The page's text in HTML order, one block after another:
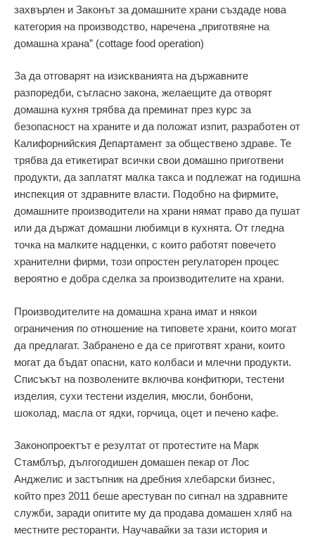
захвърлен и Законът за домашните храни създаде нова
категория на производство, наречена „приготвяне на
домашна храна” (cottage food operation)
За да отговарят на изискванията на държавните
разпоредби, съгласно закона, желаещите да отворят
домашна кухня трябва да преминат през курс за
безопасност на храните и да положат изпит, разработен от
Калифорнийския Департамент за обществено здраве. Те
трябва да етикетират всички свои домашно приготвени
продукти, да заплатят малка такса и подлежат на годишна
инспекция от здравните власти. Подобно на фирмите,
домашните производители на храни нямат право да пушат
или да държат домашни любимци в кухнята. От гледна
точка на малките надценки, с които работят повечето
хранителни фирми, този опростен регулаторен процес
вероятно е добра сделка за производителите на храни.
Производителите на домашна храна имат и някои
ограничения по отношение на типовете храни, които могат
да предлагат. Забранено е да се приготвят храни, които
могат да бъдат опасни, като колбаси и млечни продукти.
Списъкът на позволените включва конфитюри, тестени
изделия, сухи тестени изделия, мюсли, бонбони,
шоколад, масла от ядки, горчица, оцет и печено кафе.
Законопроектът е резултат от протестите на Марк
Стамблър, дългогодишен домашен пекар от Лос
Анджелис и застъпник на дребния хлебарски бизнес,
който през 2011 беше арестуван по сигнал на здравните
служби, заради опитите му да продава домашен хляб на
местните ресторанти. Научавайки за тази история и